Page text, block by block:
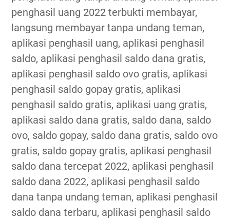
penghasil uang 2022 terbukti membayar,
langsung membayar tanpa undang teman,
aplikasi penghasil uang, aplikasi penghasil
saldo, aplikasi penghasil saldo dana gratis,
aplikasi penghasil saldo ovo gratis, aplikasi
penghasil saldo gopay gratis, aplikasi
penghasil saldo gratis, aplikasi uang gratis,
aplikasi saldo dana gratis, saldo dana, saldo
ovo, saldo gopay, saldo dana gratis, saldo ovo
gratis, saldo gopay gratis, aplikasi penghasil
saldo dana tercepat 2022, aplikasi penghasil
saldo dana 2022, aplikasi penghasil saldo
dana tanpa undang teman, aplikasi penghasil
saldo dana terbaru, aplikasi penghasil saldo